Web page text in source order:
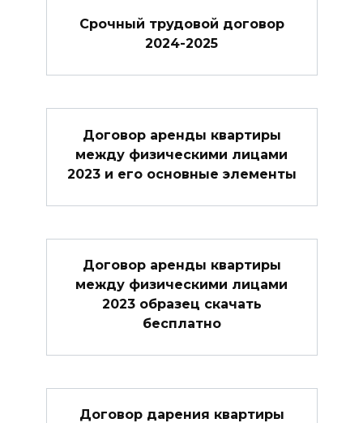
Cрочный трудовой договор
2024-2025
Договор аренды квартиры
между физическими лицами
2023 и его основные элементы
Договор аренды квартиры
между физическими лицами
2023 образец скачать
бесплатно
Договор дарения квартиры